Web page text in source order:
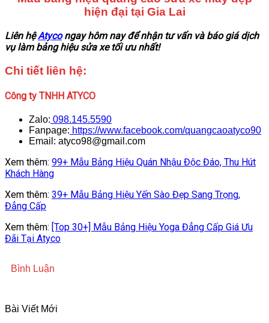
hiện đại tại Gia Lai
Liên hệAtycongay hôm nay để nhận tư vấn và báo giá dịch
vụ làm bảng hiệu sửa xe tối ưu nhất!
Chi tiết liên hệ:
Công ty TNHH ATYCO
Zalo: 098.145.5590
Fanpage: https://www.facebook.com/quangcaoatyco90
Email: atyco98@gmail.com
Xem thêm: 99+ Mẫu Bảng Hiệu Quán Nhậu Độc Đáo, Thu Hút
Khách Hàng
Xem thêm: 39+ Mẫu Bảng Hiệu Yến Sào Đẹp Sang Trọng,
Đẳng Cấp
Xem thêm: [Top 30+] Mẫu Bảng Hiệu Yoga Đẳng Cấp Giá Ưu
Đãi Tại Atyco
Bình Luận
Bài Viết Mới